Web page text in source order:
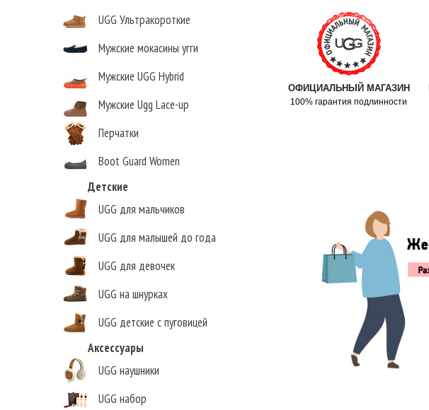
UGG Ультракороткие
Мужские мокасины угги
Мужские UGG Hybrid
Мужские Ugg Lace-up
Перчатки
Boot Guard Women
Детские
UGG для мальчиков
UGG для малышей до года
UGG для девочек
UGG на шнурках
UGG детские с пуговицей
Аксессуары
UGG наушники
UGG набор
ОФИЦИАЛЬНЫЙ МАГАЗИН
100% гарантия подлинности